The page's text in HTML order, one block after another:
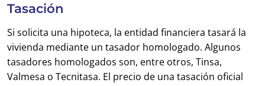
Tasación
Si solicita una hipoteca, la entidad financiera tasará la
vivienda mediante un tasador homologado. Algunos
tasadores homologados son, entre otros, Tinsa,
Valmesa o Tecnitasa. El precio de una tasación oficial